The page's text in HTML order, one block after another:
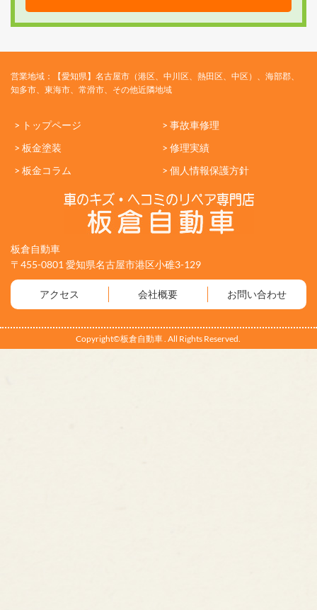
営業地域：【愛知県】名古屋市（港区、中川区、熱田区、中区）、海部郡、
知多市、東海市、常滑市、その他近隣地域
> トップページ
> 事故車修理
> 板金塗装
> 修理実績
> 板金コラム
> 個人情報保護方針
板倉自動車
〒455-0801 愛知県名古屋市港区小碓3-129
アクセス 会社概要 お問い合わせ
Copyright©板倉自動車 . All Rights Reserved.